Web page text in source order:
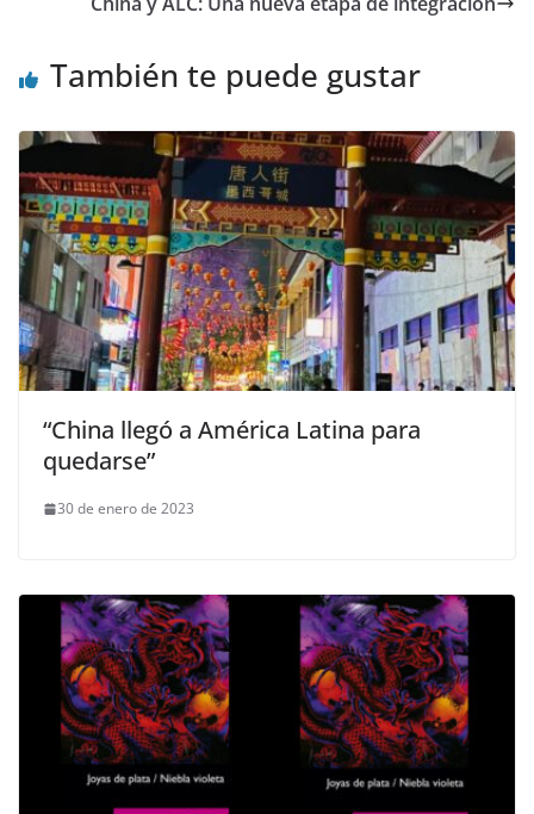
También te puede gustar
“China llegó a América Latina para
quedarse”
30 de enero de 2023